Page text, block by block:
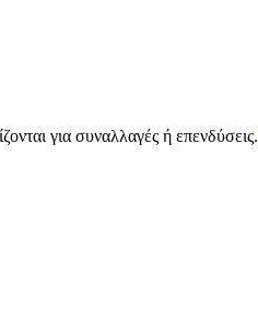
για συναλλαγές ή επενδύσεις.